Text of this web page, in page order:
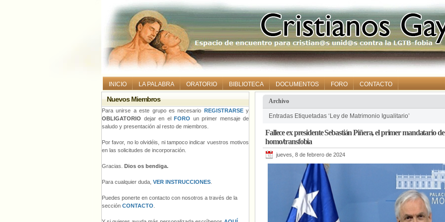
INICIO LA PALABRA ORATORIO BIBLIOTECA DOCUMENTOS FORO CONTACTO
Archivo
Entradas Etiquetadas ‘Ley de Matrimonio Igualitario’
Fallece ex presidente Sebastián Piñera, el primer mandatario
homo/transfobia
jueves, 8 de febrero de 2024
Nuevos Miembros
Para unirse a este grupo es necesario REGISTRARSEy
OBLIGATORIO dejar en el FORO un primer mensaje de
saludo y presentación al resto de miembros.
Por favor, no lo olvidéis, ni tampoco indicar vuestros motivos
en las solicitudes de incorporación.
Gracias. Dios os bendiga.
Para cualquier duda, VER INSTRUCCIONES
Puedes ponerte en contacto con nosotros a través de la
sección CONTACTO